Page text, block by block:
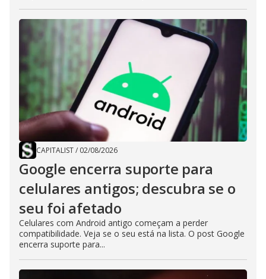
CAPITALIST/ 02/08/2026
Google encerra suporte para
celulares antigos; descubra se o
seu foi afetado
Celulares com Android antigo começam a perder
compatibilidade. Veja se o seu está na lista. O post Google
encerra suporte para...